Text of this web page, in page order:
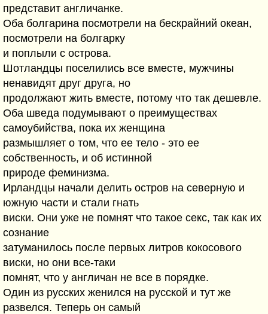
представит англичанке.
Оба болгарина посмотрели на бескрайний океан,
посмотрели на болгарку
и поплыли с острова.
Шотландцы поселились все вместе, мужчины
ненавидят друг друга, но
продолжают жить вместе, потому что так дешевле.
Оба шведа подумывают о преимуществах
самоубийства, пока их женщина
размышляет о том, что ее тело - это ее
собственность, и об истинной
природе феминизма.
Ирландцы начали делить остров на северную и
южную части и стали гнать
виски. Они уже не помнят что такое секс, так как их
сознание
затуманилось после первых литров кокосового
виски, но они все-таки
помнят, что у англичан не все в порядке.
Один из русских женился на русской и тут же
развелся. Теперь он самый